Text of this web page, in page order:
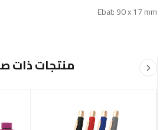
Ebat: 90 x 17 mm
منتجات ذات